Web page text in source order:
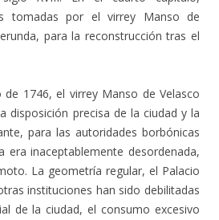
tomadas por el virrey Manso de
para la reconstrucción tras el
1746, el virrey Manso de Velasco
disposición precisa de la ciudad y la
para las autoridades borbónicas
era inaceptablemente desordenada,
La geometría regular, el Palacio
instituciones han sido debilitadas
de la ciudad, el consumo excesivo